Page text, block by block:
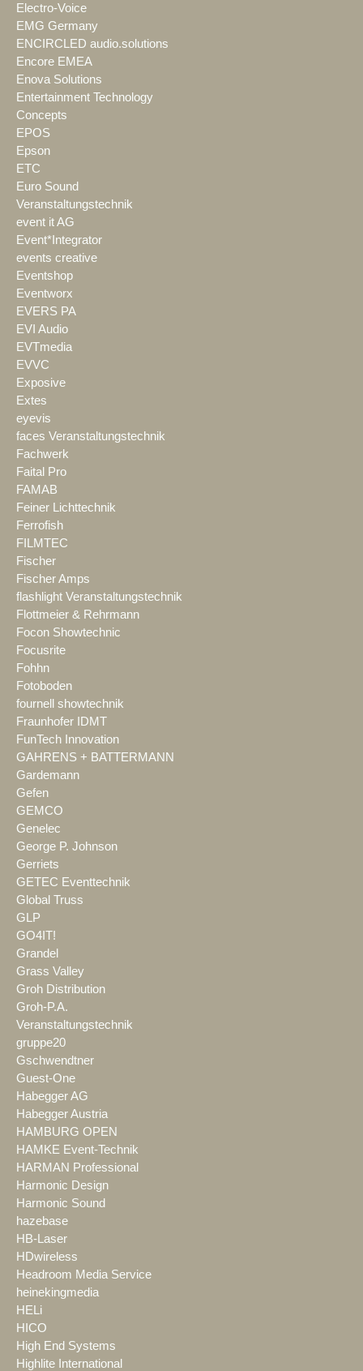
Electro-Voice
EMG Germany
ENCIRCLED audio.solutions
Encore EMEA
Enova Solutions
Entertainment Technology
Concepts
EPOS
Epson
ETC
Euro Sound
Veranstaltungstechnik
event it AG
Event*Integrator
events creative
Eventshop
Eventworx
EVERS PA
EVI Audio
EVTmedia
EVVC
Exposive
Extes
eyevis
faces Veranstaltungstechnik
Fachwerk
Faital Pro
FAMAB
Feiner Lichttechnik
Ferrofish
FILMTEC
Fischer
Fischer Amps
flashlight Veranstaltungstechnik
Flottmeier & Rehrmann
Focon Showtechnic
Focusrite
Fohhn
Fotoboden
fournell showtechnik
Fraunhofer IDMT
FunTech Innovation
GAHRENS + BATTERMANN
Gardemann
Gefen
GEMCO
Genelec
George P. Johnson
Gerriets
GETEC Eventtechnik
Global Truss
GLP
GO4IT!
Grandel
Grass Valley
Groh Distribution
Groh-P.A.
Veranstaltungstechnik
gruppe20
Gschwendtner
Guest-One
Habegger AG
Habegger Austria
HAMBURG OPEN
HAMKE Event-Technik
HARMAN Professional
Harmonic Design
Harmonic Sound
hazebase
HB-Laser
HDwireless
Headroom Media Service
heinekingmedia
HELi
HICO
High End Systems
Highlite International